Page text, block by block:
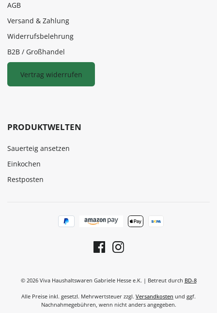
AGB
Versand & Zahlung
Widerrufsbelehrung
B2B / Großhandel
Vertrag widerrufen
PRODUKTWELTEN
Sauerteig ansetzen
Einkochen
Restposten
© 2026 Viva Haushaltswaren Gabriele Hesse e.K. | Betreut durch BD-8
Alle Preise inkl. gesetzl. Mehrwertsteuer zzgl. Versandkosten und ggf.
Nachnahmegebühren, wenn nicht anders angegeben.